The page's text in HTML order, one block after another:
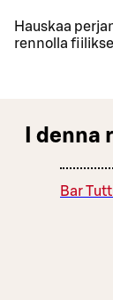
Hauskaa
rennolla
I denna
Bar